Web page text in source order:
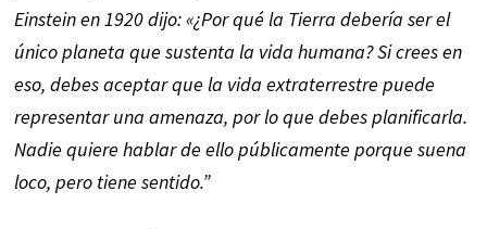
Einstein en 1920 dijo: «¿Por qué la Tierra debería ser el
único planeta que sustenta la vida humana? Si crees en
eso, debes aceptar que la vida extraterrestre puede
representar una amenaza, por lo que debes planificarla.
Nadie quiere hablar de ello públicamente porque suena
loco, pero tiene sentido.”